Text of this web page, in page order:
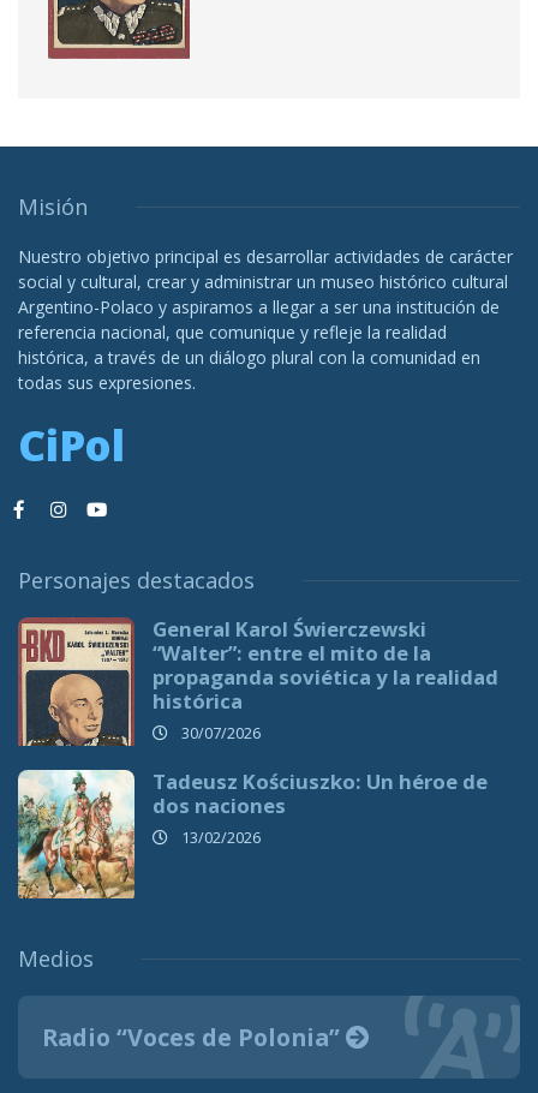
Misión
Nuestro objetivo principal es desarrollar actividades de carácter
social y cultural, crear y administrar un museo histórico cultural
Argentino-Polaco y aspiramos a llegar a ser una institución de
referencia nacional, que comunique y refleje la realidad
histórica, a través de un diálogo plural con la comunidad en
todas sus expresiones.
CiPol
Personajes destacados
General Karol Świerczewski
“Walter”: entre el mito de la
propaganda soviética y la realidad
histórica
30/07/2026
Tadeusz Kościuszko: Un héroe de
dos naciones
13/02/2026
Medios
Radio “Voces de Polonia”